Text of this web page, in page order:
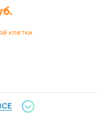
клетки